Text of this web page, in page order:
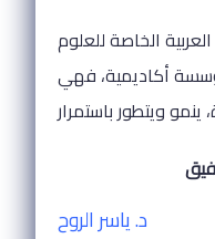
الخاصة للعلوم
أكاديمية، فهي
د. ياسر الروح